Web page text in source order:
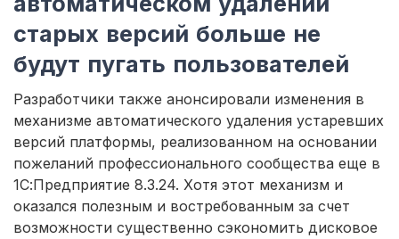
старых версий больше не
будут пугать пользователей
Разработчики также анонсировали изменения в
механизме автоматического удаления устаревших
версий платформы, реализованном на основании
пожеланий профессионального сообщества еще в
1С:Предприятие 8.3.24. Хотя этот механизм и
оказался полезным и востребованным за счет
возможности существенно сэкономить дисковое